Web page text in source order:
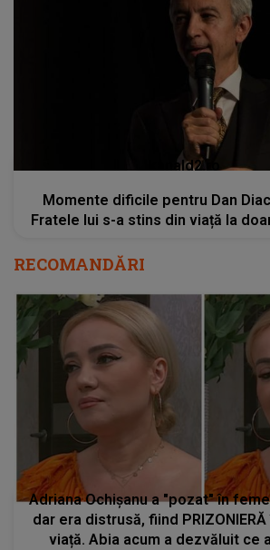
kanald2.ro
Momente dificile pentru Dan
Fratele lui s-a stins din viață la
RECOMANDĂRI
Adriana Ochișanu a "pozat" în
dar era distrusă, fiind
viață. Abia acum a dezvăluit ce